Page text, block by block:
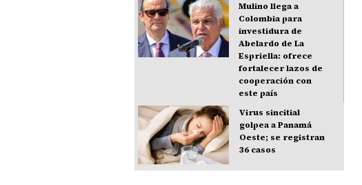
Mulino llega a
Colombia para
investidura de
Abelardo de La
Espriella: ofrece
fortalecer lazos de
cooperación con
este país
Virus sincitial
golpea a Panamá
Oeste; se registran
36 casos